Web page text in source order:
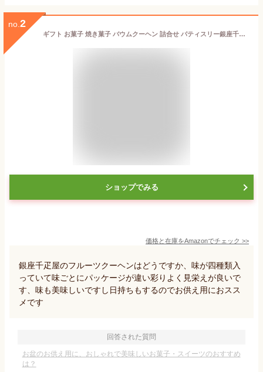
no. 2
ギフト お菓子 焼き菓子 バウムクーヘン 詰合せ パティスリー銀座千疋屋 銀座フルーツクーヘンB(16個入)
ショップでみる
価格と在庫をAmazonでチェック >>
銀座千疋屋のフルーツクーヘンはどうですか、味が四種類入
っていて味ごとにパッケージが違い彩りよく見栄えが良いで
す、味も美味しいですし日持ちもするのでお供え用におスス
メです
回答された質問
お盆のお供え用に、おしゃれで美味しいお菓子・スイーツのおすすめ
は？